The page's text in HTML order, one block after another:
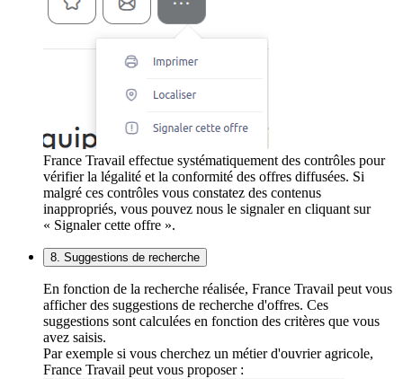
France Travail effectue systématiquement des contrôles pour
vérifier la légalité et la conformité des offres diffusées. Si
malgré ces contrôles vous constatez des contenus
inappropriés, vous pouvez nous le signaler en cliquant sur
« Signaler cette offre ».
8. Suggestions de recherche
En fonction de la recherche réalisée, France Travail peut vous
afficher des suggestions de recherche d'offres. Ces
suggestions sont calculées en fonction des critères que vous
avez saisis.
Par exemple si vous cherchez un métier d'ouvrier agricole,
France Travail peut vous proposer :